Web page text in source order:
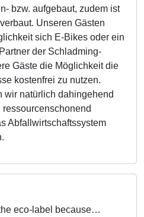
bzw. aufgebaut, zudem ist
Unseren Gästen
sich E-Bikes oder ein
der Schladming-
Gäste die Möglichkeit die
kostenfrei zu nutzen.
wir natürlich dahingehend
Abfallwirtschaftssystem
eco-label because…